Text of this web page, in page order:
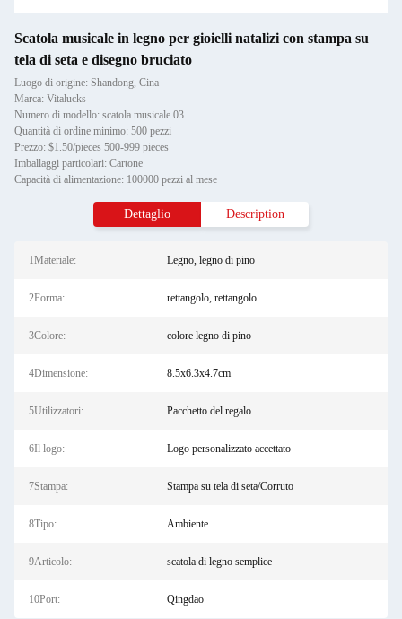
Scatola musicale in legno per gioielli natalizi con stampa su
tela di seta e disegno bruciato
Luogo di origine: Shandong, Cina
Marca: Vitalucks
Numero di modello: scatola musicale 03
Quantità di ordine minimo: 500 pezzi
Prezzo: $1.50/pieces 500-999 pieces
Imballaggi particolari: Cartone
Capacità di alimentazione: 100000 pezzi al mese
Dettaglio Description
1Materiale: Legno, legno di pino
2Forma: rettangolo, rettangolo
3Colore: colore legno di pino
4Dimensione: 8.5x6.3x4.7cm
5Utilizzatori: Pacchetto del regalo
6Il logo: Logo personalizzato accettato
7Stampa: Stampa su tela di seta/Corruto
8Tipo: Ambiente
9Articolo: scatola di legno semplice
10Port: Qingdao